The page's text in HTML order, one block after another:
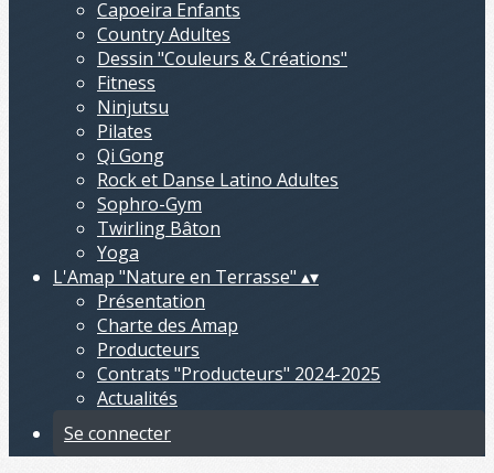
Capoeira Enfants
Country Adultes
Dessin "Couleurs & Créations"
Fitness
Ninjutsu
Pilates
Qi Gong
Rock et Danse Latino Adultes
Sophro-Gym
Twirling Bâton
Yoga
L'Amap "Nature en Terrasse" ▴▾
Présentation
Charte des Amap
Producteurs
Contrats "Producteurs" 2024-2025
Actualités
Se connecter